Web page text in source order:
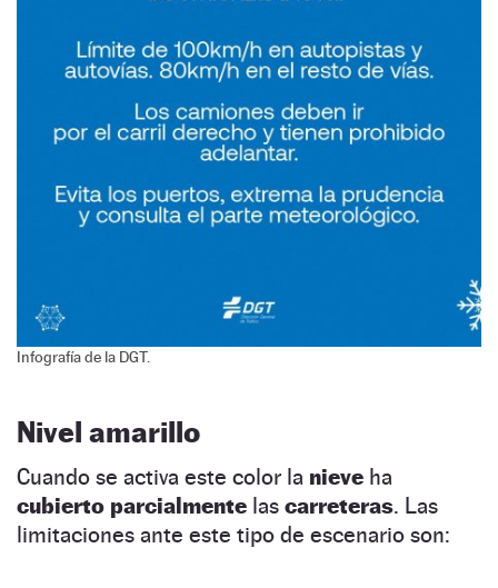
Infografía de la DGT.
Nivel amarillo
Cuando se activa este color la nieve ha
cubierto parcialmente las carreteras. Las
limitaciones ante este tipo de escenario son: